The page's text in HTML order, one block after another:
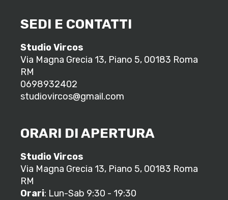
SEDI E CONTATTI
Studio Vircos
Via Magna Grecia 13, Piano 5, 00183 Roma
RM
0698932402
studiovircos@gmail.com
ORARI DI APERTURA
Studio Vircos
Via Magna Grecia 13, Piano 5, 00183 Roma
RM
Orari: Lun-Sab 9:30 - 19:30